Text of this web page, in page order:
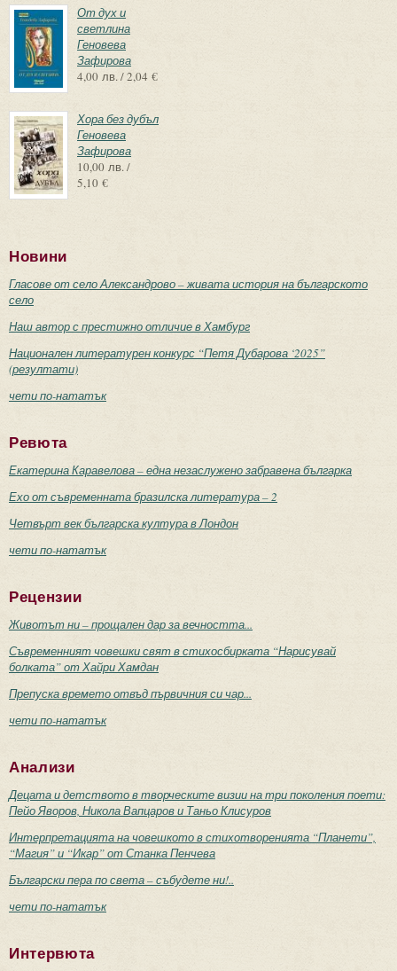
От дух и
светлина
Геновева
Зафирова
4,00 лв. / 2,04 €
Хора без дубъл
Геновева
Зафирова
10,00 лв. /
5,10 €
Новини
Гласове от село Александрово – живата история на българското
село
Наш автор с престижно отличие в Хамбург
Национален литературен конкурс “Петя Дубарова ‘2025”
(резултати)
чети по-нататък
Ревюта
Екатерина Каравелова – една незаслужено забравена българка
Ехо от съвременната бразилска литература – 2
Четвърт век българска култура в Лондон
чети по-нататък
Рецензии
Животът ни – прощален дар за вечността...
Съвременният човешки свят в стихосбирката “Нарисувай
болката” от Хайри Хамдан
Препуска времето отвъд първичния си чар...
чети по-нататък
Анализи
Децата и детството в творческите визии на три поколения поети:
Пейо Яворов, Никола Вапцаров и Таньо Клисуров
Интерпретацията на човешкото в стихотворенията “Планети”,
“Магия” и “Икар” от Станка Пенчева
Български пера по света – събудете ни!..
чети по-нататък
Интервюта